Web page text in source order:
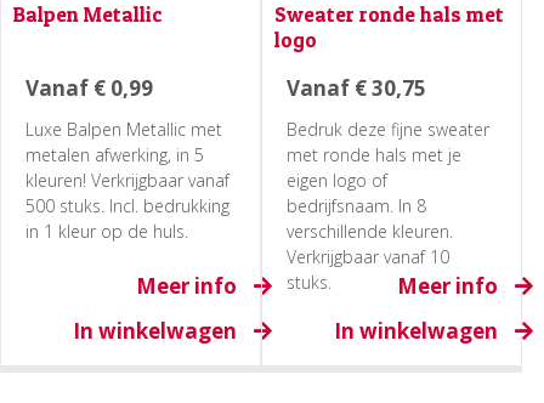
Balpen Metallic
Vanaf € 0,99
Meer info
In winkelwagen
Luxe Balpen Metallic met
metalen afwerking, in 5
kleuren! Verkrijgbaar vanaf
500 stuks. Incl. bedrukking
in 1 kleur op de huls.
Sweater ronde hals met
logo
Vanaf €30,75
Meer info
In winkelwagen
Bedruk deze fijne sweater
met ronde hals met je
eigen logo of
bedrijfsnaam. In 8
verschillende kleuren.
Verkrijgbaar vanaf 10
stuks.